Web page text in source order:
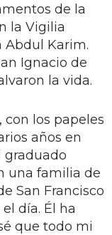
de la
la Vigilia
Abdul Karim.
Ignacio de
la vida.
con los papeles
años en
graduado
una familia de
San Francisco
día. Él ha
que todo mi